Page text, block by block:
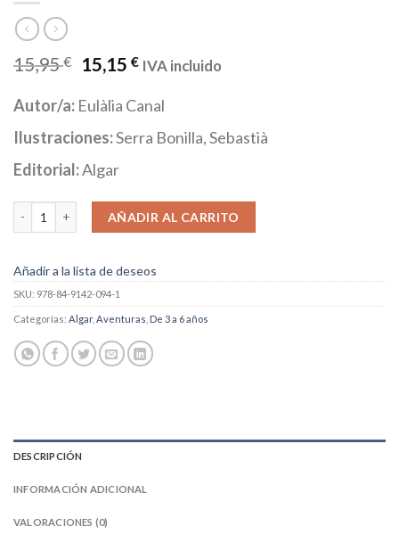
15,95€ 15,15€ IVA incluido
Autor/a: Eulàlia Canal
Ilustraciones:Serra Bonilla, Sebastià
Editorial:Algar
El interrogante gigante cantidad
AÑADIR AL CARRITO
Añadir a la lista de deseos
SKU: 978-84-9142-094-1
Categorías: Algar, Aventuras De 3 a 6 años
DESCRIPCIÓN
INFORMACIÓN ADICIONAL
VALORACIONES (0)